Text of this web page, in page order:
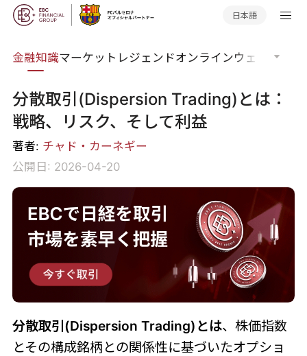
日本語
金融知識マーケットレジェンドオンラインウェビナー
分散取引(Dispersion Trading)とは：
戦略、リスク、そして利益
著者: チャド・カーネギー
公開日: 2026-04-20
分散取引(Dispersion Trading)とは、株価指数
とその構成銘柄との関係性に基づいたオプショ